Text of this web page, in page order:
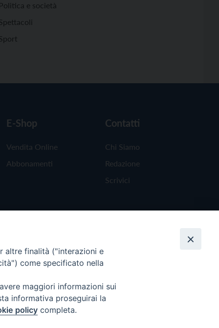
Politica e società
E-Shop
Vendita Online
Abbonamenti
Contatti
Chi Siamo
Redazione
Scrivici
altre finalità ("interazioni e
come specificato nella
maggiori informazioni sui
informativa proseguirai la
policy completa.